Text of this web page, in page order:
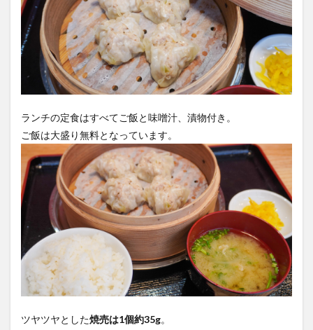
ランチの定食はすべてご飯と味噌汁、漬物付き。
ご飯は大盛り無料となっています。
ツヤツヤとした焼売は1個約35g。